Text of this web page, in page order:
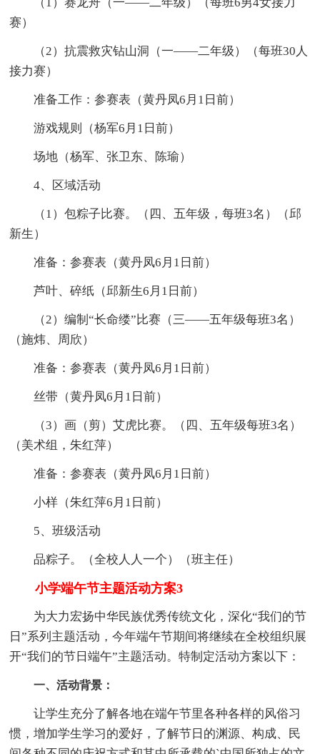
赛）
（2）抗震救灾钻山洞（一——二年级）（每班30人
接力赛）
准备工作：参赛表（黄丹凤6月1日前）
游戏规则（杨军6月1日前）
场地（杨军、张卫东、陈瑜）
4、区域活动
（1）包粽子比赛。（四、五年级，每班3名）（邱
新生）
准备：参赛表（黄丹凤6月1日前）
芦叶、碎纸（邱新生6月1日前）
（2）编制“长命缕”比赛（三——五年级每班3名）
（施炜、周欣）
准备：参赛表（黄丹凤6月1日前）
丝带（黄丹凤6月1日前）
（3）画（剪）艾虎比赛。（四、五年级每班3名）
（美术组，朱红萍）
准备：参赛表（黄丹凤6月1日前）
小样（朱红萍6月1日前）
5、班级活动
品粽子。（全校人人一个）（班主任）
小学端午节主题活动方案3
为大力宏扬中华民族优秀传统文化，深化“我们的节
日”系列主题活动，今年端午节期间将继续在全校组织展
开“我们的节日端午”主题活动。特制定活动方案以下：
一、活动背景：
让学生充分了解各地在端午节里各种各样的风俗习
惯，增加学生学习的爱好，了解节日的渊源、构成、民